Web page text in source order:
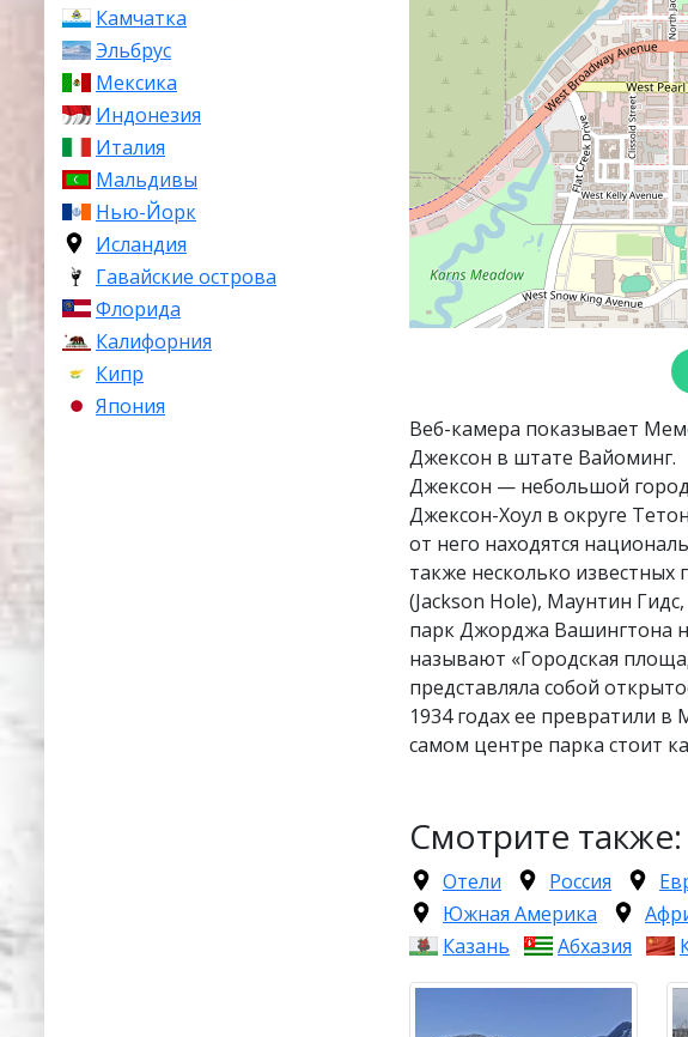
Камчатка
Эльбрус
Мексика
Индонезия
Италия
Мальдивы
Нью-Йорк
Исландия
Гавайские острова
Флорида
Калифорния
Кипр
Япония
Веб-камера показывает
Джексон в штате Вайоминг.
Джексон — небольшой
Джексон-Хоул в округе
от него находятся
также несколько
(Jackson Hole), Маунтин
парк Джорджа Вашингтона
называют «Городская
представляла собой
1934 годах ее превратили
самом центре парка стоит
Смотрите также:
Отели Россия
Южная Америка
Казань
Абхазия